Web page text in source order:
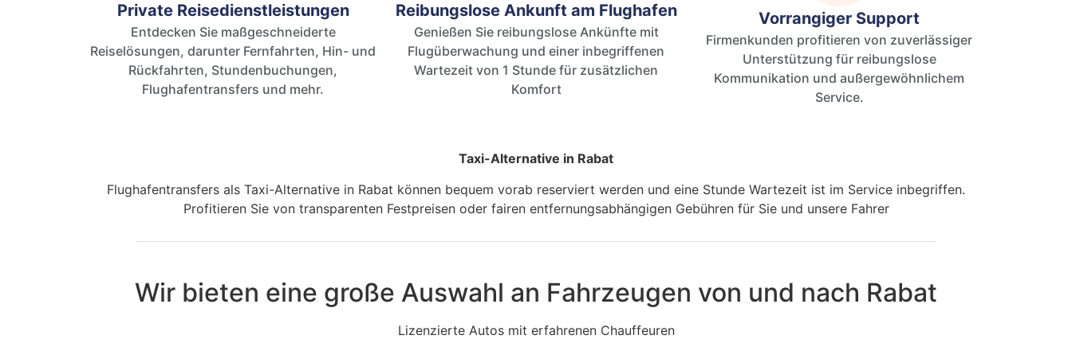
Private Reisedienstleistungen
Entdecken Sie maßgeschneiderte
Reiselösungen, darunter Fernfahrten, Hin- und
Rückfahrten, Stundenbuchungen,
Flughafentransfers und mehr.
Reibungslose Ankunft am Flughafen
Genießen Sie reibungslose Ankünfte mit
Flugüberwachung und einer inbegriffenen
Wartezeit von 1 Stunde für zusätzlichen
Komfort
Vorrangiger Support
Firmenkunden profitieren von zuverlässiger
Unterstützung für reibungslose
Kommunikation und außergewöhnlichem
Service.
Taxi-Alternative in Rabat
Flughafentransfers als Taxi-Alternative in Rabat können bequem vorab reserviert werden und eine Stunde Wartezeit ist im Service inbegriffen.
Profitieren Sie von transparenten Festpreisen oder fairen entfernungsabhängigen Gebühren für Sie und unsere Fahrer
Wir bieten eine große Auswahl an Fahrzeugen von und nach Rabat
Lizenzierte Autos mit erfahrenen Chauffeuren